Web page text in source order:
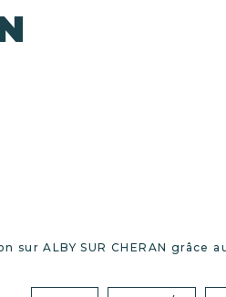
ALBY SUR CHERAN grâce